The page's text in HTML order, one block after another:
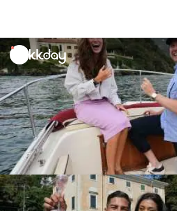
unread
notifications